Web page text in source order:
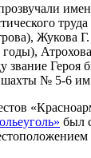
Жукова Г.
звание Героя
№ 5-6
был